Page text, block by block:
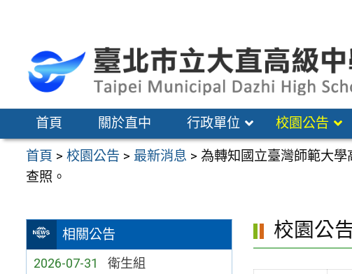
區
首頁 關於直中 行政單位 校園公告
首頁 >校園公告 > 最新消息 >為轉知國立臺灣師範大
查照。
相關公告
2026-07-31 衛生組
校園公